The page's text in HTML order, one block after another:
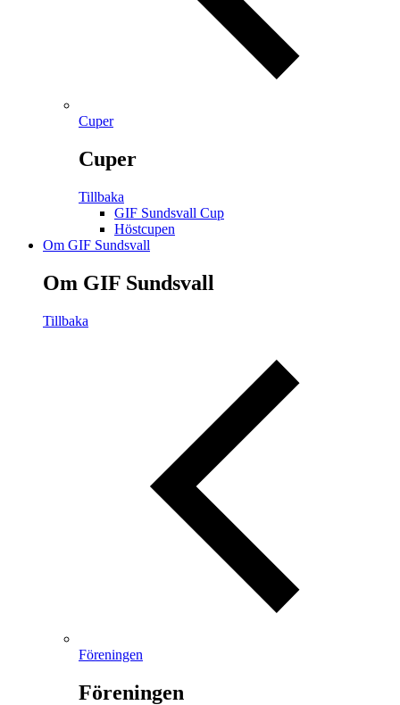
Cuper
Cuper
Tillbaka
GIF Sundsvall Cup
Höstcupen
Om GIF Sundsvall
Om GIF Sundsvall
Tillbaka
Föreningen
Föreningen